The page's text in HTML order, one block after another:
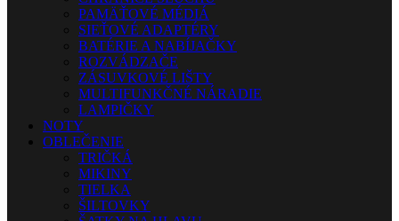
PAMÄŤOVÉ MÉDIÁ
SIEŤOVÉ ADAPTÉRY
BATÉRIE A NABÍJAČKY
ROZVÁDZAČE
ZÁSUVKOVÉ LIŠTY
MULTIFUNKČNÉ NÁRADIE
LAMPIČKY
NOTY
OBLEČENIE
TRIČKÁ
MIKINY
TIELKA
ŠILTOVKY